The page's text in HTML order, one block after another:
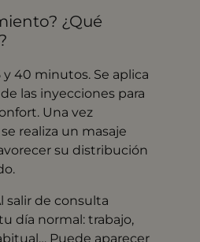
¿Qué
y 40 minutos. Se aplica
las inyecciones para
Una vez
realiza un masaje
su distribución
salir de consulta
día normal: trabajo,
Puede aparecer